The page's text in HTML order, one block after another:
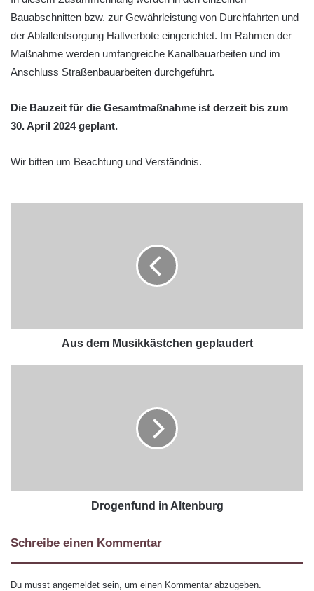
Bauabschnitten bzw. zur Gewährleistung von Durchfahrten und
der Abfallentsorgung Haltverbote eingerichtet. Im Rahmen der
Maßnahme werden umfangreiche Kanalbauarbeiten und im
Anschluss Straßenbauarbeiten durchgeführt.
Die Bauzeit für die Gesamtmaßnahme ist derzeit bis zum
30. April 2024 geplant.
Wir bitten um Beachtung und Verständnis.
Aus dem Musikkästchen geplaudert
Drogenfund in Altenburg
Schreibe einen Kommentar
Du musst angemeldet sein, um einen Kommentar abzugeben.